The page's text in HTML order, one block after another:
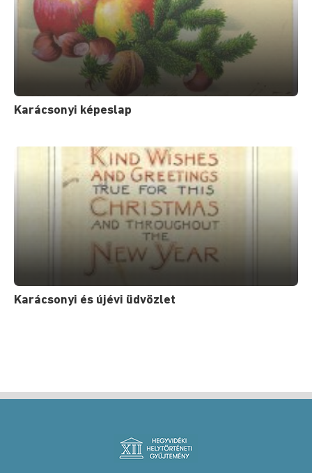
Karácsonyi képeslap
Karácsonyi és újévi üdvözlet